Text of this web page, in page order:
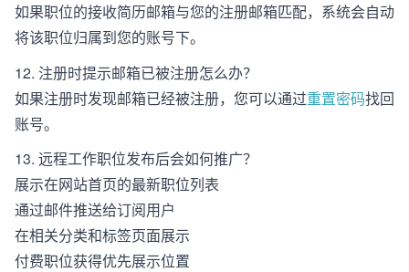
如果职位的接收简历邮箱与您的注册邮箱匹配，系统会自动
将该职位归属到您的账号下。
12. 注册时提示邮箱已被注册怎么办？
如果注册时发现邮箱已经被注册，您可以通过重置密码找回
账号。
13. 远程工作职位发布后会如何推广？
展示在网站首页的最新职位列表
通过邮件推送给订阅用户
在相关分类和标签页面展示
付费职位获得优先展示位置